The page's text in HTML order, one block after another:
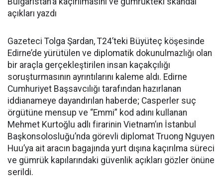
açıkları yazdı
Gazeteci Tolga Şardan, T24’teki Büyüteç köşesinde
Edirne’de yürütülen ve diplomatik dokunulmazlığı olan
bir araçla gerçekleştirilen insan kaçakçılığı
soruşturmasının ayrıntılarını kaleme aldı. Edirne
Cumhuriyet Başsavcılığı tarafından hazırlanan
iddianameye dayandırılan haberde; Casperler suç
örgütüne mensup ve “Emmi” kod adını kullanan
Mehmet Kurtoğlu adlı firarinin Vietnam’ın İstanbul
Başkonsolosluğu’nda görevli diplomat Truong Nguyen
Huu’ya ait aracın bagajında yurt dışına kaçırılma süreci
ve gümrük kapılarındaki güvenlik açıkları gözler önüne
serildi.